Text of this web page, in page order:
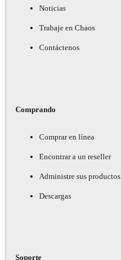
Noticias
Trabaje en Chaos
Contáctenos
Comprando
Comprar en línea
Encontrar a un reseller
Administre sus productos
Descargas
Soporte